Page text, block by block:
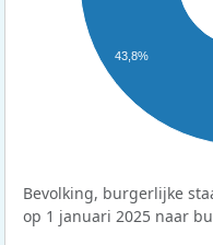
43,8%
Bevolking, burgerlijke
op 1 januari 2025 naar